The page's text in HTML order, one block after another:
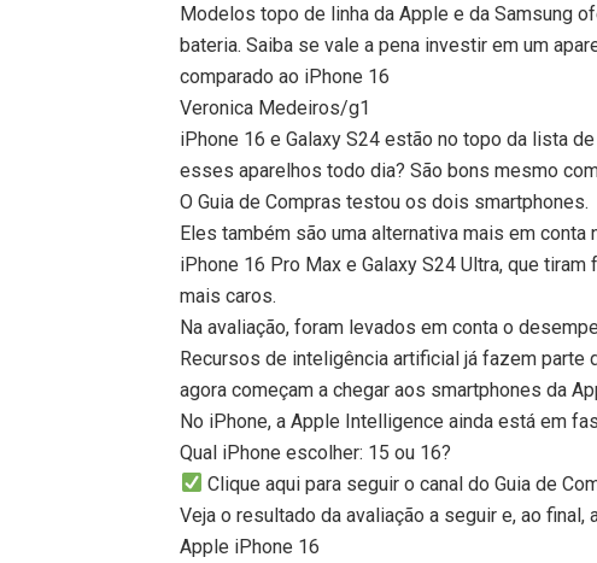
Modelos topo de linha da Apple e da Samsung
bateria. Saiba se vale a pena investir em um
comparado ao iPhone 16
Veronica Medeiros/g1
iPhone 16 e Galaxy S24 estão no topo da lista
esses aparelhos todo dia? São bons mesmo
O Guia de Compras testou os dois smartphones.
Eles também são uma alternativa mais em conta
iPhone 16 Pro Max e Galaxy S24 Ultra, que
mais caros.
Na avaliação, foram levados em conta o
Recursos de inteligência artificial já fazem parte
agora começam a chegar aos smartphones da
No iPhone, a Apple Intelligence ainda está em
Qual iPhone escolher: 15 ou 16?
Clique aqui para seguir o canal do Guia de
Veja o resultado da avaliação a seguir e, ao
Apple iPhone 16